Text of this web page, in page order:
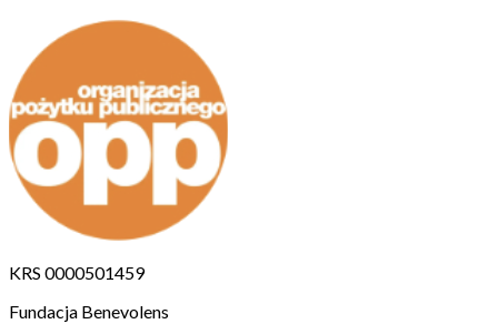
KRS 0000501459
Fundacja Benevolens